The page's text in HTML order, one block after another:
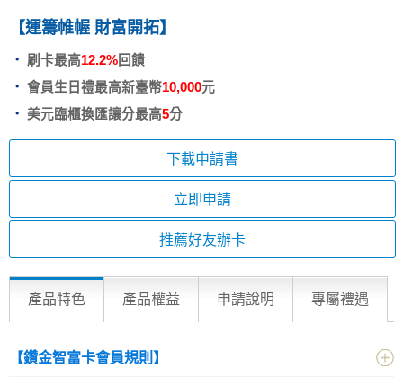
【運籌帷幄 財富開拓】
刷卡最高12.2%回饋
會員生日禮最高新臺幣10,000元
美元臨櫃換匯讓分最高5分
下載申請書
立即申請
推薦好友辦卡
產品特色 產品權益 申請說明 專屬禮遇
【鑽金智富卡會員規則】